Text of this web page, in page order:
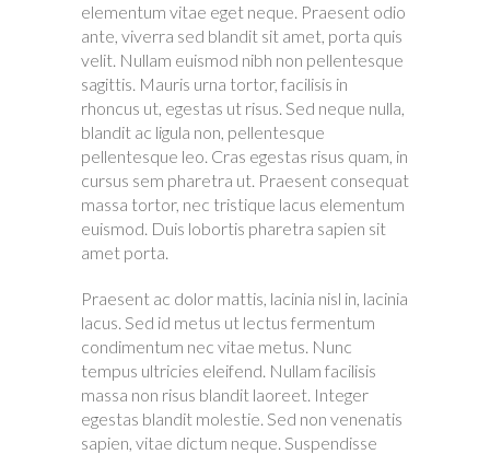
elementum vitae eget neque. Praesent odio
ante, viverra sed blandit sit amet, porta quis
velit. Nullam euismod nibh non pellentesque
sagittis. Mauris urna tortor, facilisis in
rhoncus ut, egestas ut risus. Sed neque nulla,
blandit ac ligula non, pellentesque
pellentesque leo. Cras egestas risus quam, in
cursus sem pharetra ut. Praesent consequat
massa tortor, nec tristique lacus elementum
euismod. Duis lobortis pharetra sapien sit
amet porta.
Praesent ac dolor mattis, lacinia nisl in, lacinia
lacus. Sed id metus ut lectus fermentum
condimentum nec vitae metus. Nunc
tempus ultricies eleifend. Nullam facilisis
massa non risus blandit laoreet. Integer
egestas blandit molestie. Sed non venenatis
sapien, vitae dictum neque. Suspendisse